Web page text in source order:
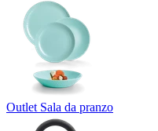
Outlet Sala da pranzo